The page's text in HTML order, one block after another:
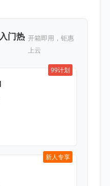
门热 开箱即用，钜惠
上云
99计划
新人专享